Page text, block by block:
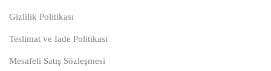
Gizlilik Politikası
Teslimat ve İade Politikası
Mesafeli Satış Sözleşmesi